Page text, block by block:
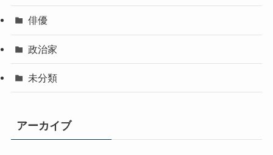
俳優
政治家
未分類
アーカイブ